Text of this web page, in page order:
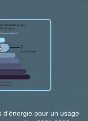
d'énergie pour un usage